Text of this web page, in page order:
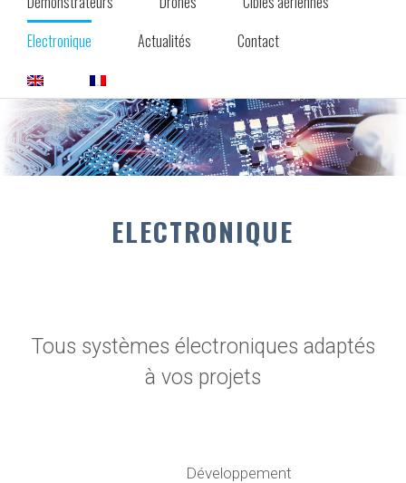
Electronique
Actualités Contact
ELECTRONIQUE
Tous systèmes électroniques adaptés
à vos projets
Développement